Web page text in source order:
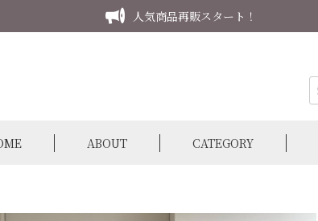
人気商品再販スタート！
ABOUT CATEGORY